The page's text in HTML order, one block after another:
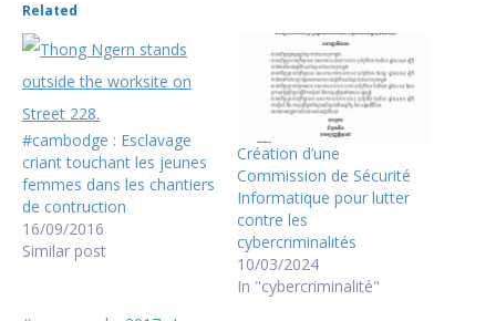
Related
#cambodge : Esclavage
criant touchant les jeunes
femmes dans les chantiers
de contruction
16/09/2016
Similar post
Création d’une
Commission de Sécurité
Informatique pour lutter
contre les
cybercriminalités
10/03/2024
In "cybercriminalité"